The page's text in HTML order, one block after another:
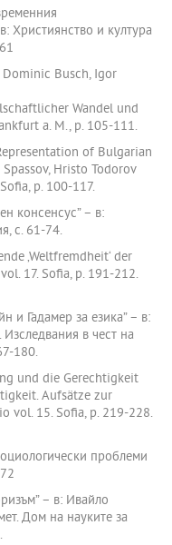
Християнство и култура
Dominic Busch, Igor
Wandel und
a. M., p. 105-111.
of Bulgarian
Hristo Todorov
p. 100-117.
консенсус” – в:
с. 61-74.
‚Weltfremdheit‘ der
17. Sofia, p. 191-212.
и Гадамер за езика” – в:
в чест на
180.
und die Gerechtigkeit
Aufsätze zur
vol. 15. Sofia, p. 219-228.
проблеми
– в: Ивайло
Дом на науките за